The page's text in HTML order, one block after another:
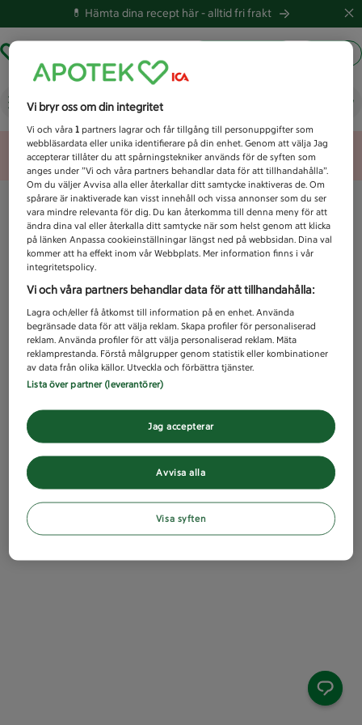
💊 Hämta dina recept här -alltid fri frakt
Vad letar du efter idag?
Unknown error
Vi bryr oss om din integritet
Vi och våra1 partners lagrar och får tillgång till personuppgifter som
webbläsardata eller unika identifierare på din enhet. Genom att välja Jag
accepterar tillåter du att spårningstekniker används för de syften som
anges under ”Vi och våra partners behandlar data för att tillhandahålla”.
Om du väljer Avvisa alla eller återkallar ditt samtycke inaktiveras de. Om
spårare är inaktiverade kan visst innehåll och vissa annonser som du ser
vara mindre relevanta för dig. Du kan återkomma till denna meny för att
ändra dina val eller återkalla ditt samtycke när som helst genom att klicka
på länken Anpassa cookieinställningar längst ned på webbsidan. Dina val
kommer att ha effekt inom vår Webbplats. Mer information finns i vår
integritetspolicy.
Vi och våra partners behandlar data för att tillhandahålla:
Lagra och/eller få åtkomst till information på en enhet. Använda
begränsade data för att välja reklam. Skapa profiler för personaliserad
reklam. Använda profiler för att välja personaliserad reklam. Mäta
reklamprestanda. Förstå målgrupper genom statistik eller kombinationer
av data från olika källor. Utveckla och förbättra tjänster.
Lista över partner (leverantörer)
Avvisa alla
Jag accepterar
Visa syften